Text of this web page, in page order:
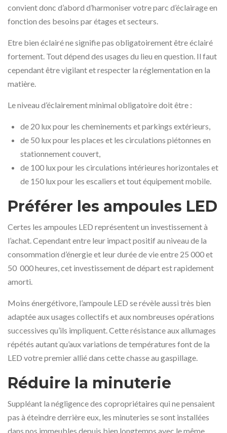
convient donc d’abord d’harmoniser votre parc d’éclairage en
fonction des besoins par étages et secteurs.
Etre bien éclairé ne signifie pas obligatoirement être éclairé
fortement. Tout dépend des usages du lieu en question. Il faut
cependant être vigilant et respecter la réglementation en la
matière.
Le niveau d’éclairement minimal obligatoire doit être :
de 20 lux pour les cheminements et parkings extérieurs,
de 50 lux pour les places et les circulations piétonnes en
stationnement couvert,
de 100 lux pour les circulations intérieures horizontales et
de 150 lux pour les escaliers et tout équipement mobile.
Préférer les ampoules LED
Certes les ampoules LED représentent un investissement à
l’achat. Cependant entre leur impact positif au niveau de la
consommation d’énergie et leur durée de vie entre 25 000 et
50 000 heures, cet investissement de départ est rapidement
amorti.
Moins énergétivore, l’ampoule LED se révèle aussi très bien
adaptée aux usages collectifs et aux nombreuses opérations
successives qu’ils impliquent. Cette résistance aux allumages
répétés autant qu’aux variations de températures font de la
LED votre premier allié dans cette chasse au gaspillage.
Réduire la minuterie
Suppléant la négligence des copropriétaires qui ne pensaient
pas à éteindre derrière eux, les minuteries se sont installées
dans nos immeubles depuis bien longtemps avec le même